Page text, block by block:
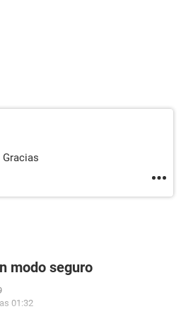
modo seguro
01:32